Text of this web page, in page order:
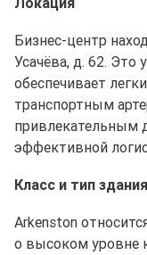
Бизнес-центр
Усачёва, д. 62. Это
обеспечивает
транспортным
привлекательным
эффективной
Класс и тип здания
Arkenston
о высоком уровне